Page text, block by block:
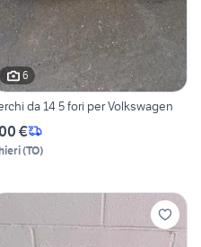
6
cerchi da 14 5 fori per Volkswagen
€
(TO)